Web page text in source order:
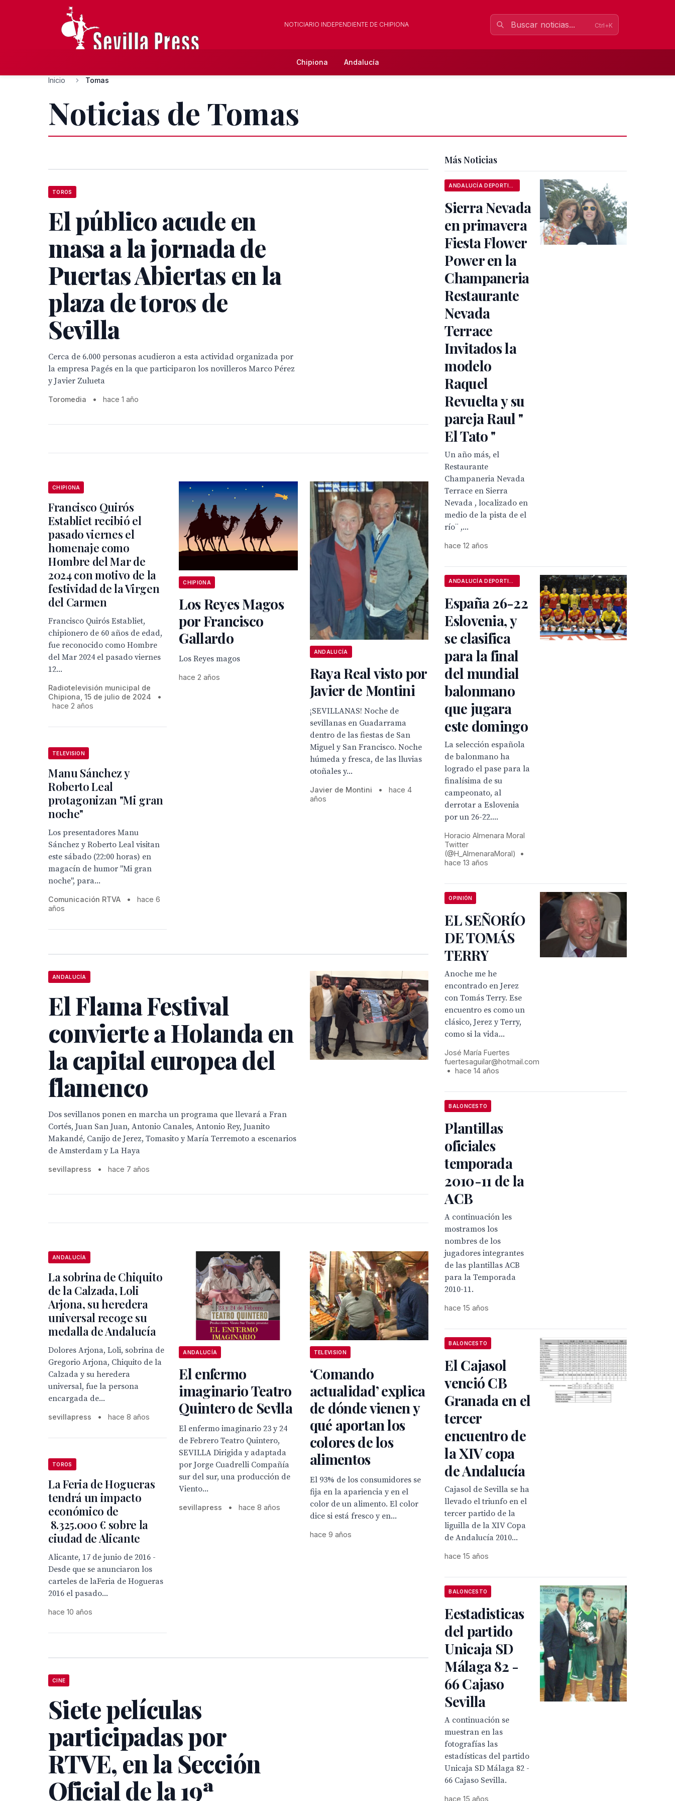
NOTICIARIO INDEPENDIENTE DE CHIPIONA Ctrl+K
Chipiona Andalucía
Inicio Tomas
Noticias de Tomas
TOROS
El público acude en
masa a la jornada de
Puertas Abiertas en la
plaza de toros de
Sevilla
Cerca de 6.000 personas acudieron a esta actividad organizada por
la empresa Pagés en la que participaron los novilleros Marco Pérez
y Javier Zulueta
Toromedia • hace 1 año
CHIPIONA
Francisco Quirós
Establiet recibió el
pasado viernes el
homenaje como
Hombre del Mar de
2024 con motivo de la
festividad de la Virgen
del Carmen
Francisco Quirós Establiet,
chipionero de 60 años de edad,
fue reconocido como Hombre
del Mar 2024 el pasado viernes
12...
Radiotelevisión municipal de
Chipiona, 15 de julio de 2024
•
hace 2 años
CHIPIONA
Los Reyes Magos
por Francisco
Gallardo
Los Reyes magos
hace 2 años
ANDALUCÍA
Raya Real visto por
Javier de Montini
¡SEVILLANAS! Noche de
sevillanas en Guadarrama
dentro de las fiestas de San
Miguel y San Francisco. Noche
húmeda y fresca, de las lluvias
otoñales y...
Javier de Montini •
hace 4
años
TELEVISION
Manu Sánchez y
Roberto Leal
protagonizan "Mi gran
noche"
Los presentadores Manu
Sánchez y Roberto Leal visitan
este sábado (22:00 horas) en
magacín de humor "Mi gran
noche", para...
Comunicación RTVA •
hace 6
años
ANDALUCÍA
El Flama Festival
convierte a Holanda en
la capital europea del
flamenco
Dos sevillanos ponen en marcha un programa que llevará a Fran
Cortés, Juan San Juan, Antonio Canales, Antonio Rey, Juanito
Makandé, Canijo de Jerez, Tomasito y María Terremoto a escenarios
de Amsterdam y La Haya
sevillapress • hace 7 años
ANDALUCÍA
La sobrina de Chiquito
de la Calzada, Loli
Arjona, su heredera
universal recoge su
medalla de Andalucía
Dolores Arjona, Loli, sobrina de
Gregorio Arjona, Chiquito de la
Calzada y su heredera
universal, fue la persona
encargada de...
sevillapress • hace 8 años
ANDALUCÍA
El enfermo
imaginario Teatro
Quintero de Sevlla
El enfermo imaginario 23 y 24
de Febrero Teatro Quintero,
SEVILLA Dirigida y adaptada
por Jorge Cuadrelli Compañía
sur del sur, una producción de
Viento...
sevillapress • hace 8 años
TELEVISION
‘Comando
actualidad’ explica
de dónde vienen y
qué aportan los
colores de los
alimentos
El 93% de los consumidores se
fija en la apariencia y en el
color de un alimento. El color
dice si está fresco y en...
hace 9 años
TOROS
La Feria de Hogueras
tendrá un impacto
económico de
8.325.000 € sobre la
ciudad de Alicante
Alicante, 17 de junio de 2016 -
Desde que se anunciaron los
carteles de laFeria de Hogueras
2016 el pasado...
hace 10 años
CINE
Siete películas
participadas por
RTVE, en la Sección
Oficial de la 19ª
Más Noticias
Sierra Nevada
en primavera
Fiesta Flower
Power en la
Champaneria
Restaurante
Nevada
Terrace
Invitados la
modelo
Raquel
Revuelta y su
pareja Raul "
El Tato "
Un año más, el
Restaurante
Champaneria Nevada
Terrace en Sierra
Nevada , localizado en
medio de la pista de el
río¨ ,...
hace 12 años
España 26-22
Eslovenia, y
se clasifica
para la final
del mundial
balonmano
que jugara
este domingo
La selección española
de balonmano ha
logrado el pase para la
finalísima de su
campeonato, al
derrotar a Eslovenia
por un 26-22....
Horacio Almenara Moral
Twitter
(@H_AlmenaraMoral)
•
hace 13 años
OPINIÓN
EL SEÑORÍO
DE TOMÁS
TERRY
Anoche me he
encontrado en Jerez
con Tomás Terry. Ese
encuentro es como un
clásico, Jerez y Terry,
como si la vida...
José María Fuertes
fuertesaguilar@hotmail.com
•
hace 14 años
BALONCESTO
Plantillas
oficiales
temporada
2010-11 de la
ACB
A continuación les
mostramos los
nombres de los
jugadores integrantes
de las plantillas ACB
para la Temporada
2010-11.
hace 15 años
BALONCESTO
El Cajasol
venció CB
Granada en el
tercer
encuentro de
la XIV copa
de Andalucía
Cajasol de Sevilla se ha
llevado el triunfo en el
tercer partido de la
liguilla de la XIV Copa
de Andalucía 2010...
hace 15 años
BALONCESTO
Eestadisticas
del partido
Unicaja SD
Málaga 82 -
66 Cajaso
Sevilla
A continuación se
muestran en las
fotografías las
estadísticas del partido
Unicaja SD Málaga 82 -
66 Cajaso Sevilla.
hace 15 años